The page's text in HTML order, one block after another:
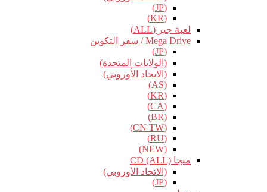
(JP)
(KR)
لعبة جير (ALL)
Mega Drive / سفر التكوين
(JP)
(الولايات المتحدة)
(الاتحاد الأوروبي)
(AS)
(KR)
(CA)
(BR)
(CN TW)
(RU)
(NEW)
ميجا CD (ALL)
(الاتحاد الأوروبي)
(JP)